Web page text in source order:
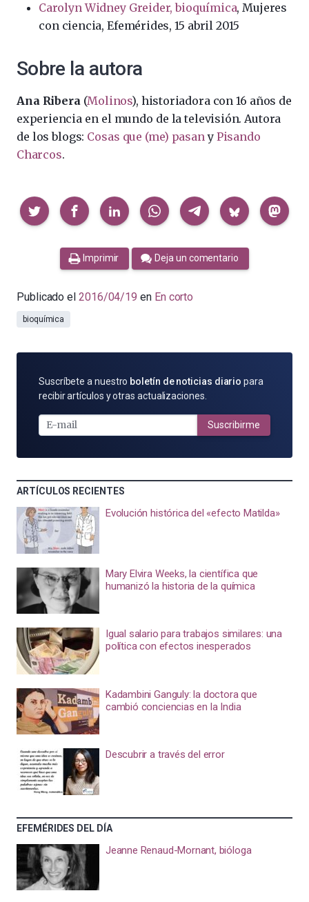
Carolyn Widney Greider, bioquímica, Mujeres
con ciencia, Efemérides, 15 abril 2015
Sobre la autora
Ana Ribera(Molinos), historiadora con 16 años de
experiencia en el mundo de la televisión. Autora
de los blogs: Cosas que (me) pasany Pisando
Charcos.
Compartir
Imprimir Deja un comentario
Publicado el 2016/04/19 en En corto
bioquímica
SUSCRÍBETE
POR
MAIL
Suscríbete a nuestro boletín de noticias diario para
recibir artículos y otras actualizaciones.
Suscribirme
ARTÍCULOS RECIENTES
Evolución histórica del «efecto Matilda»
Mary Elvira Weeks, la científica que
humanizó la historia de la química
Igual salario para trabajos similares: una
política con efectos inesperados
Kadambini Ganguly: la doctora que
cambió conciencias en la India
Descubrir a través del error
EFEMÉRIDES DEL DÍA
Jeanne Renaud-Mornant, bióloga